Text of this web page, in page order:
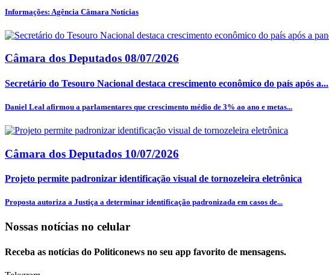
Informações: Agência Câmara Notícias
Câmara dos Deputados 08/07/2026
Secretário do Tesouro Nacional destaca crescimento econômico do país após a...
Daniel Leal afirmou a parlamentares que crescimento médio de 3% ao ano e metas...
Câmara dos Deputados 10/07/2026
Projeto permite padronizar identificação visual de tornozeleira eletrônica
Proposta autoriza a Justiça a determinar identificação padronizada em casos de...
Nossas notícias no celular
Receba as notícias do Politiconews no seu app favorito de mensagens.